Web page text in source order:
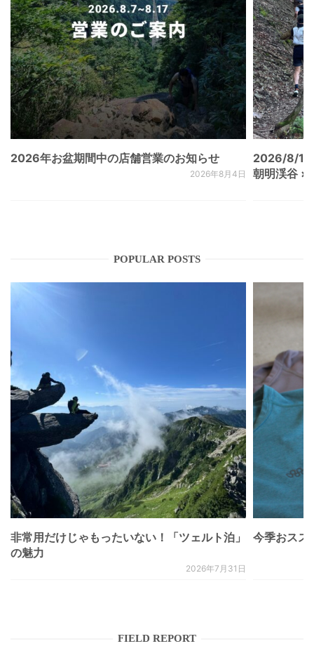
2026年お盆期間中の店舗営業のお知らせ
2026年8月4日
2026/8/
朝明渓谷 ×
POPULAR POSTS
非常用だけじゃもったいない！「ツェルト泊」
の魅力
2026年7月31日
今季おスス
FIELD REPORT